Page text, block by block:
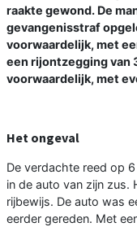
raakte gewond. De
gevangenisstraf
voorwaardelijk, met
een rijontzegging van
voorwaardelijk, met
Het ongeval
De verdachte reed op
in de auto van zijn zus.
rijbewijs. De auto was
eerder gereden. Met